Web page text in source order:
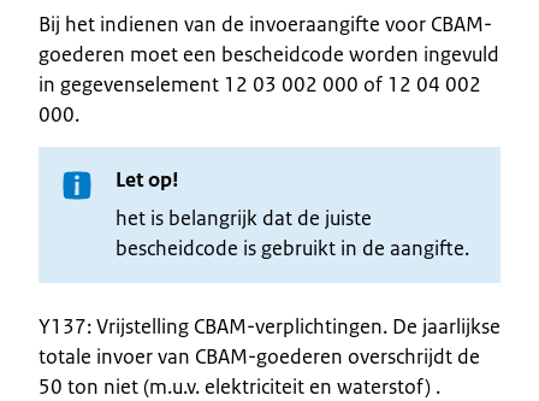
Bij het indienen van de invoeraangifte voor CBAM-
goederen moet een bescheidcode worden ingevuld
in gegevenselement 12 03 002 000 of 12 04 002
000.
Let op!
het is belangrijk dat de juiste
bescheidcode is gebruikt in de aangifte.
Y137: Vrijstelling CBAM-verplichtingen. De jaarlijkse
totale invoer van CBAM-goederen overschrijdt de
50 ton niet (m.u.v. elektriciteit en waterstof) .